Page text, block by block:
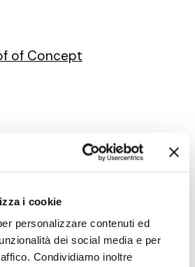
i cookie
personalizzare contenuti ed
dei social media e per
Condividiamo inoltre
of Concept
newsletter